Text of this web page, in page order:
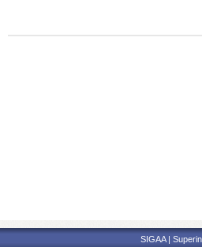
SIGAA |